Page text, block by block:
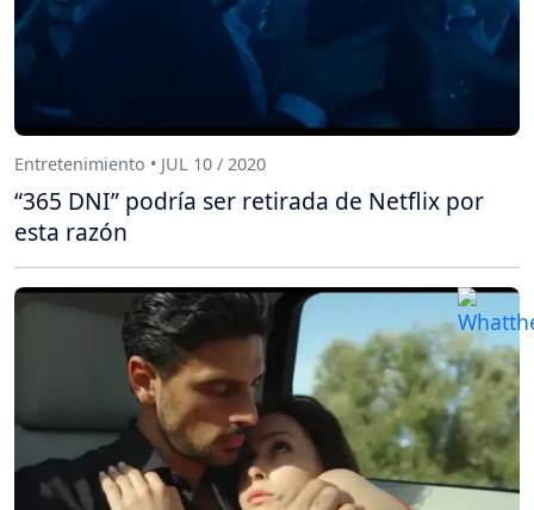
Entretenimiento • JUL 10 / 2020
“365 DNI” podría ser retirada de Netflix por
esta razón